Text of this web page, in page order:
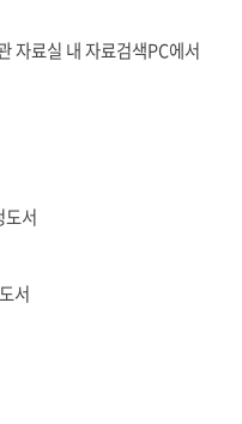
자료실 내 자료검색PC에서
도서
서